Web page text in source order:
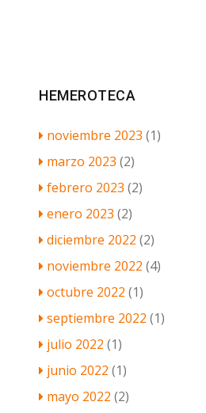
HEMEROTECA
noviembre 2023 (1)
marzo 2023 (2)
febrero 2023 (2)
enero 2023 (2)
diciembre 2022 (2)
noviembre 2022 (4)
octubre 2022 (1)
septiembre 2022 (1)
julio 2022 (1)
junio 2022 (1)
mayo 2022 (2)